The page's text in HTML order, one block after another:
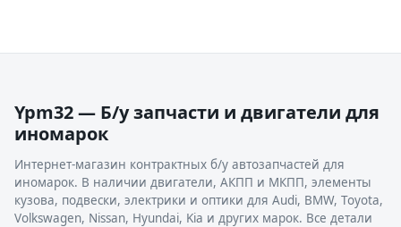
Ypm32 — Б/у запчасти и двигатели для
иномарок
Интернет-магазин контрактных б/у автозапчастей для
иномарок. В наличии двигатели, АКПП и МКПП, элементы
кузова, подвески, электрики и оптики для Audi, BMW, Toyota,
Volkswagen, Nissan, Hyundai, Kia и других марок. Все детали